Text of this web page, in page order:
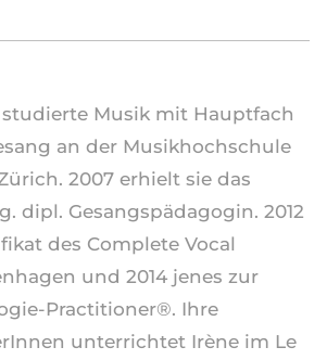
Musik mit Hauptfach
an der Musikhochschule
2007 erhielt sie das
dipl. Gesangspädagogin. 2012
des Complete Vocal
und 2014 jenes zur
Practitioner®. Ihre
unterrichtet Irène im Le